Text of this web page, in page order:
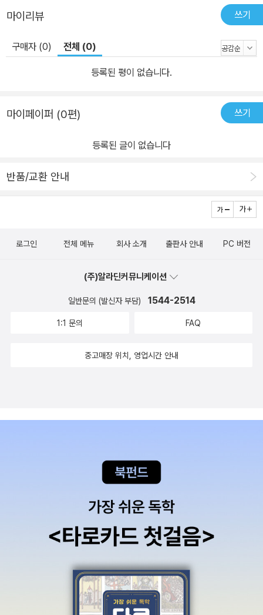
마이리뷰 쓰기
구매자 (0) 전체 (0)
등록된 평이 없습니다.
마이페이퍼 (0편) 쓰기
등록된 글이 없습니다
반품/교환 안내
로그인 전체 메뉴 회사 소개 출판사 안내 PC 버전
(주)알라딘커뮤니케이션
일반문의 (발신자 부담) 1544-2514
1:1 문의 FAQ
중고매장 위치, 영업시간 안내